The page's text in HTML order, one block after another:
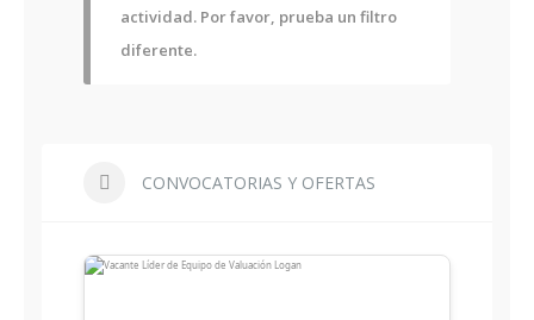
actividad. Por favor, prueba un filtro
diferente.
CONVOCATORIAS Y OFERTAS